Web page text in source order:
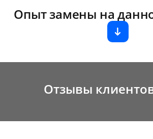
Опыт замены на
Отзывы